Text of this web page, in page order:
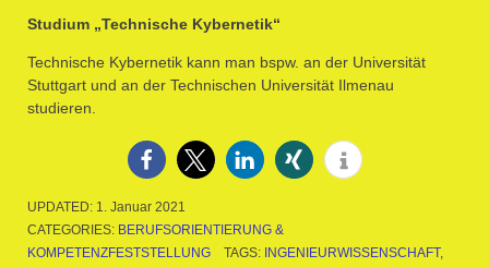
Studium „Technische Kybernetik“
Technische Kybernetik kann man bspw. an der Universität
Stuttgart und an der Technischen Universität Ilmenau
studieren.
UPDATED: 1. Januar 2021
CATEGORIES: BERUFSORIENTIERUNG &
KOMPETENZFESTSTELLUNG
TAGS: INGENIEURWISSENSCHAFT,